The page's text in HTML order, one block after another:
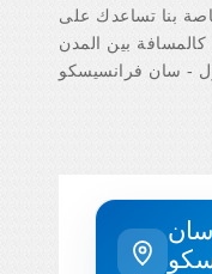
بنا تساعدك على
بين المدن
سان